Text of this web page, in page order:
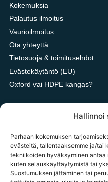
Hallinnoi
Parhaan kokemuksen
evästeitä, tallentaaksemme ja/tai
tekniikoiden hyväksyminen
kuten selauskäyttäytymistä tai
Suostumuksen jättäminen tai
Kokemuksia
Palautus ilmoitus
Vaurioilmoitus
Ota yhteyttä
Tietosuoja & toimitusehdot
Evästekäytäntö (EU)
Oxford vai HDPE kangas?
tilaukset@tavarataivas.fi
+358 45 783 386 85
MA-PE 10-14 Huom! Emme